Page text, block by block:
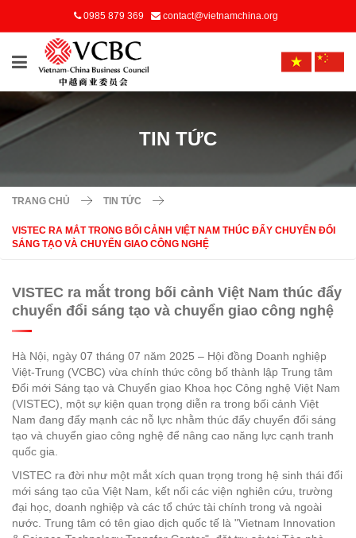
0985 879 369 contact@vietnamchina.org
TIN TỨC
TRANG CHỦ TIN TỨC
VISTEC RA MẮT TRONG BỐI CẢNH VIỆT NAM THÚC ĐẨY CHUYỂN ĐỔI
SÁNG TẠO VÀ CHUYỂN GIAO CÔNG NGHỆ
VISTEC ra mắt trong bối cảnh Việt Nam thúc đẩy
chuyển đổi sáng tạo và chuyển giao công nghệ
Hà Nội, ngày 07 tháng 07 năm 2025 – Hội đồng Doanh nghiệp
Việt-Trung (VCBC) vừa chính thức công bố thành lập Trung tâm
Đổi mới Sáng tạo và Chuyển giao Khoa học Công nghệ Việt Nam
(VISTEC), một sự kiện quan trọng diễn ra trong bối cảnh Việt
Nam đang đẩy mạnh các nỗ lực nhằm thúc đẩy chuyển đổi sáng
tạo và chuyển giao công nghệ để nâng cao năng lực cạnh tranh
quốc gia.
VISTEC ra đời như một mắt xích quan trọng trong hệ sinh thái đổi
mới sáng tạo của Việt Nam, kết nối các viện nghiên cứu, trường
đại học, doanh nghiệp và các tổ chức tài chính trong và ngoài
nước. Trung tâm có tên giao dịch quốc tế là "Vietnam Innovation